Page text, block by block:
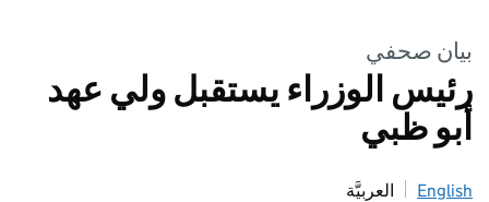
بيان صحفي
رئيس الوزراء يستقبل ولي عهد
أبو ظبي
English العربيَّة